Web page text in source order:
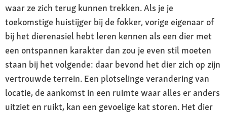
waar ze zich terug kunnen trekken. Als je je
toekomstige huistijger bij de fokker, vorige eigenaar of
bij het dierenasiel hebt leren kennen als een dier met
een ontspannen karakter dan zou je even stil moeten
staan bij het volgende: daar bevond het dier zich op zijn
vertrouwde terrein. Een plotselinge verandering van
locatie, de aankomst in een ruimte waar alles er anders
uitziet en ruikt, kan een gevoelige kat storen. Het dier